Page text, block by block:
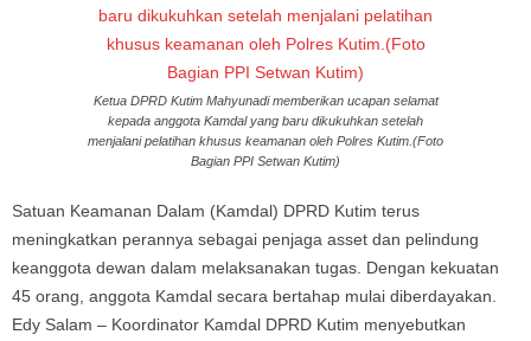
Ketua DPRD Kutim Mahyunadi memberikan ucapan selamat
kepada anggota Kamdal yang baru dikukuhkan setelah
menjalani pelatihan khusus keamanan oleh Polres Kutim.(Foto
Bagian PPI Setwan Kutim)
Satuan Keamanan Dalam (Kamdal) DPRD Kutim terus
meningkatkan perannya sebagai penjaga asset dan pelindung
keanggota dewan dalam melaksanakan tugas. Dengan kekuatan
45 orang, anggota Kamdal secara bertahap mulai diberdayakan.
Edy Salam – Koordinator Kamdal DPRD Kutim menyebutkan